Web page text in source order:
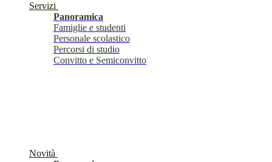
Servizi
Panoramica
Famiglie e studenti
Personale scolastico
Percorsi di studio
Convitto e Semiconvitto
Novità